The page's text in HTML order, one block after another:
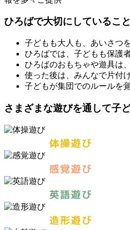
ひろばで大切にしていること
子どもも大人も、あいさつ
ひろばでは、子どもも保護
ひろばのおもちゃや遊具は
使った後は、みんなで片付
子どもが集団でのルールを
さまざまな遊びを通して子
体操遊び
感覚遊び
英語遊び
造形遊び